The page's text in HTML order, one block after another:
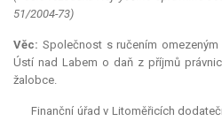
51/2004-73)
Věc: Společnost s ručením
Ústí nad Labem o daň z příjmů
žalobce.
Finanční úřad v Litoměřicích